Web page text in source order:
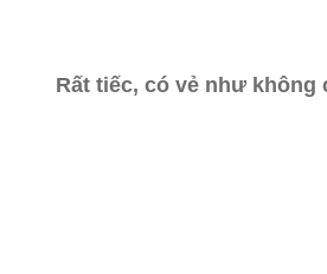
Rất tiếc, có vẻ như